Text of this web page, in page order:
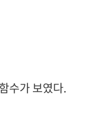
수가 보였다.